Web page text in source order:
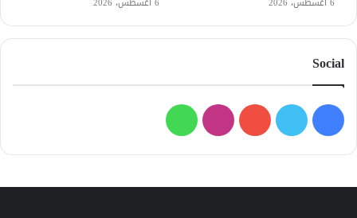
Social
فيسبوك
تويتر يوتيوبانستقرامواتساب